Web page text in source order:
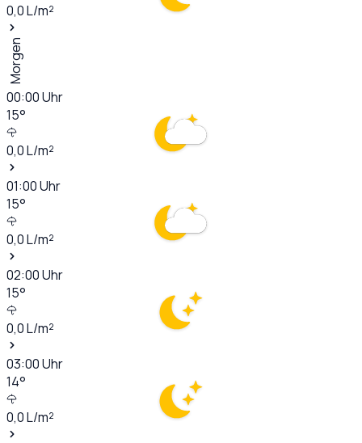
0,0L/m²
Morgen
00:00Uhr
15°
0,0L/m²
01:00Uhr
15°
0,0L/m²
02:00Uhr
15°
0,0L/m²
03:00Uhr
14°
0,0L/m²